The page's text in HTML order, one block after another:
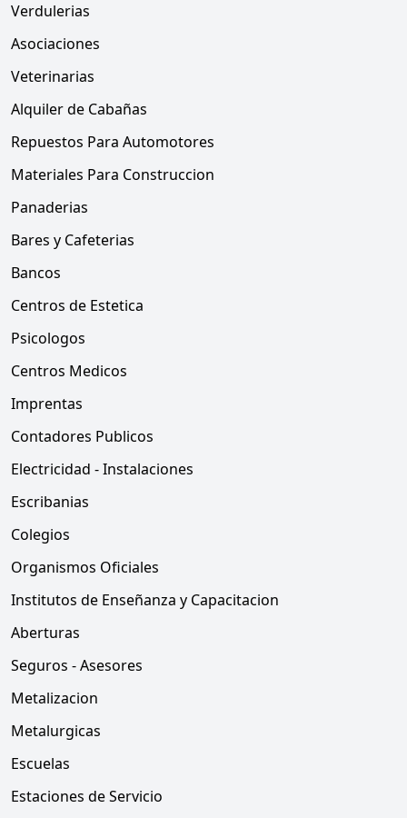
Verdulerias
Asociaciones
Veterinarias
Alquiler de Cabañas
Repuestos Para Automotores
Materiales Para Construccion
Panaderias
Bares y Cafeterias
Bancos
Centros de Estetica
Psicologos
Centros Medicos
Imprentas
Contadores Publicos
Electricidad - Instalaciones
Escribanias
Colegios
Organismos Oficiales
Institutos de Enseñanza y Capacitacion
Aberturas
Seguros - Asesores
Metalizacion
Metalurgicas
Escuelas
Estaciones de Servicio